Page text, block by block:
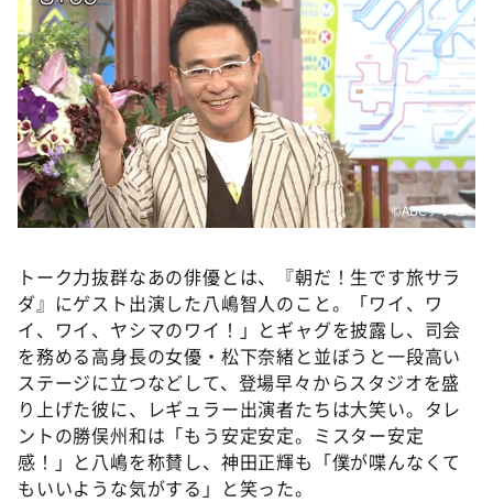
©️ABCテレビ
トーク力抜群なあの俳優とは、『朝だ！生です旅サラ
ダ』にゲスト出演した八嶋智人のこと。「ワイ、ワ
イ、ワイ、ヤシマのワイ！」とギャグを披露し、司会
を務める高身長の女優・松下奈緒と並ぼうと一段高い
ステージに立つなどして、登場早々からスタジオを盛
り上げた彼に、レギュラー出演者たちは大笑い。タレ
ントの勝俣州和は「もう安定安定。ミスター安定
感！」と八嶋を称賛し、神田正輝も「僕が喋んなくて
もいいような気がする」と笑った。